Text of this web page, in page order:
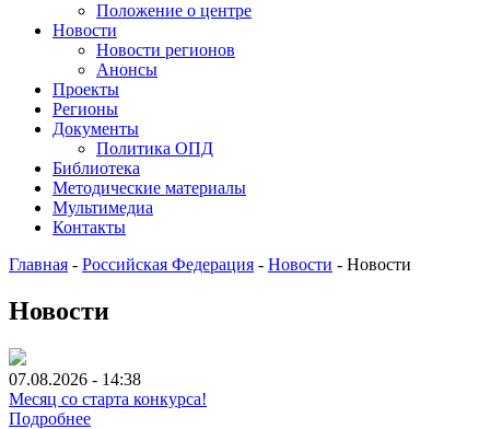
Положение о центре
Новости
Новости регионов
Анонсы
Проекты
Регионы
Документы
Политика ОПД
Библиотека
Методические материалы
Мультимедиа
Контакты
Главная - Российская Федерация - Новости - Новости
Новости
07.08.2026 - 14:38
Месяц со старта конкурса!
Подробнее